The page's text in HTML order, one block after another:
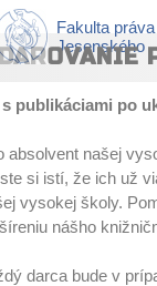
Fakulta
Jesenského
publikáciami po
absolvent našej
si istí, že ich už
vysokej školy.
nášho
darca bude v